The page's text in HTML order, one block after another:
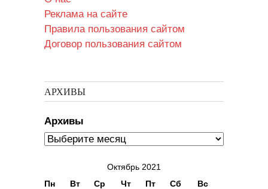
Реклама на сайте
Правила пользования сайтом
Договор пользования сайтом
АРХИВЫ
Архивы
Октябрь 2021
Пн
Вт Ср Чт Пт Сб Вс